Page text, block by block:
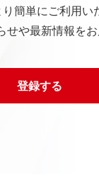
簡単にご利用い
や最新情報をお
登録する